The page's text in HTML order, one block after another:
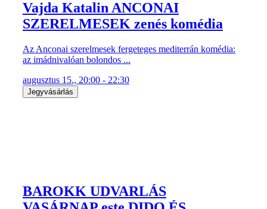
Vajda Katalin ANCONAI
SZERELMESEK zenés komédia
Az Anconai szerelmesek fergeteges mediterrán komédia:
az imádnivalóan bolondos ...
augusztus 15., 20:00 - 22:30
Jegyvásárlás
BAROKK UDVARLÁS